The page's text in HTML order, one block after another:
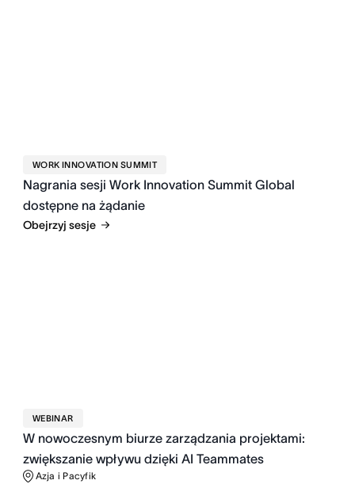
WORK INNOVATION SUMMIT
Nagrania sesji Work Innovation Summit Global
dostępne na żądanie
Obejrzyj sesje
WEBINAR
W nowoczesnym biurze zarządzania projektami:
zwiększanie wpływu dzięki AI Teammates
Azja i Pacyfik